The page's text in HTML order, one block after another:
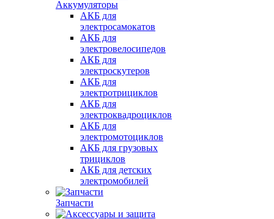
Аккумуляторы
АКБ для
электросамокатов
АКБ для
электровелосипедов
АКБ для
электроскутеров
АКБ для
электротрициклов
АКБ для
электроквадроциклов
АКБ для
электромотоциклов
АКБ для грузовых
трициклов
АКБ для детских
электромобилей
Запчасти